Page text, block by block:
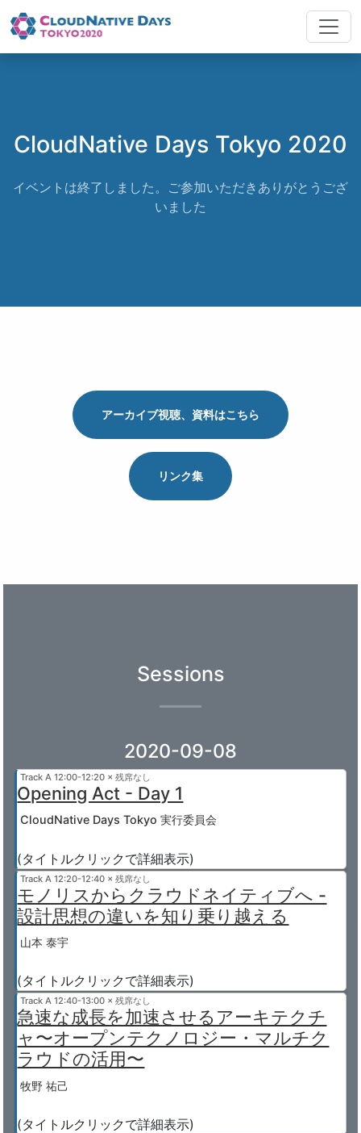
CloudNative Days Tokyo 2020
イベントは終了しました。ご参加いただきありがとうござ
いました
アーカイブ視聴、資料はこちら
リンク集
Sessions
2020-09-08
Track A 12:00-12:20 × 残席なし
Opening Act - Day 1
CloudNative Days Tokyo 実行委員会
(タイトルクリックで詳細表示)
Track A 12:20-12:40 × 残席なし
モノリスからクラウドネイティブへ -
設計思想の違いを知り乗り越える
山本 泰宇
(タイトルクリックで詳細表示)
Track A 12:40-13:00 × 残席なし
急速な成長を加速させるアーキテクチ
ャ〜オープンテクノロジー・マルチク
ラウドの活用〜
牧野 祐己
(タイトルクリックで詳細表示)